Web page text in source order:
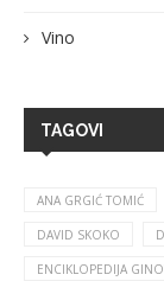
Vino
TAGOVI
ANA GRGIĆ TOMIĆ
DAVID SKOKO
ENCIKLOPEDIJA